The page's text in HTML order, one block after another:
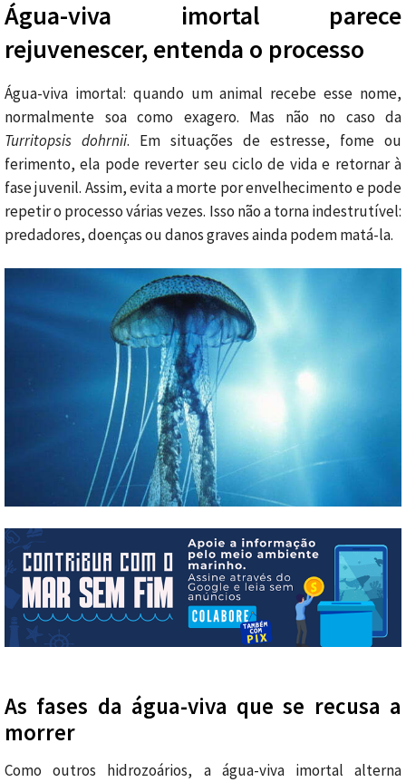
Água-viva imortal parece
rejuvenescer, entenda o processo
Água-viva imortal: quando um animal recebe esse nome,
normalmente soa como exagero. Mas não no caso da
Turritopsis dohrnii. Em situações de estresse, fome ou
ferimento, ela pode reverter seu ciclo de vida e retornar à
fase juvenil. Assim, evita a morte por envelhecimento e pode
repetir o processo várias vezes. Isso não a torna indestrutível:
predadores, doenças ou danos graves ainda podem matá-la.
As fases da água-viva que se recusa a
morrer
Como outros hidrozoários, a água-viva imortal alterna